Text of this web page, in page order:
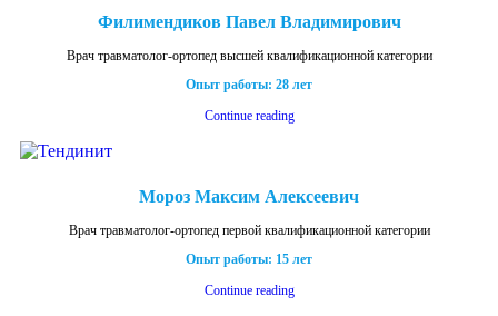
Филимендиков Павел Владимирович
Врач травматолог-ортопед высшей квалификационной категории
Опыт работы: 28 лет
Continue reading
Мороз Максим Алексеевич
Врач травматолог-ортопед первой квалификационной категории
Опыт работы: 15 лет
Continue reading